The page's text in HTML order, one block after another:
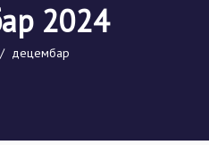
2024
децембар